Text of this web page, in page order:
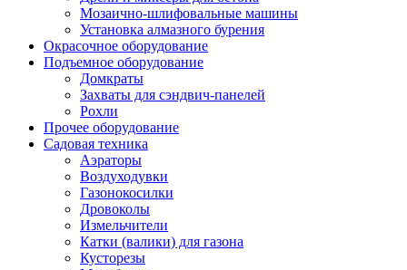
Мозаично-шлифовальные машины
Установка алмазного бурения
Окрасочное оборудование
Подъемное оборудование
Домкраты
Захваты для сэндвич-панелей
Рохли
Прочее оборудование
Садовая техника
Аэраторы
Воздуходувки
Газонокосилки
Дровоколы
Измельчители
Катки (валики) для газона
Кусторезы